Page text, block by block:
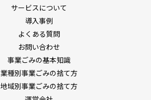
サービスについて
導入事例
よくある質問
お問い合わせ
事業ごみの基本知識
業種別事業ごみの捨て方
地域別事業ごみの捨て方